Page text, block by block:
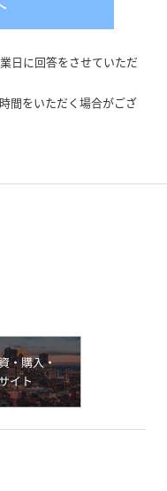
日に回答をさせていただ
間をいただく場合がござ